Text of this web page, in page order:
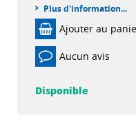
Plus d'information...
Ajouter au
Aucun avis
Disponible